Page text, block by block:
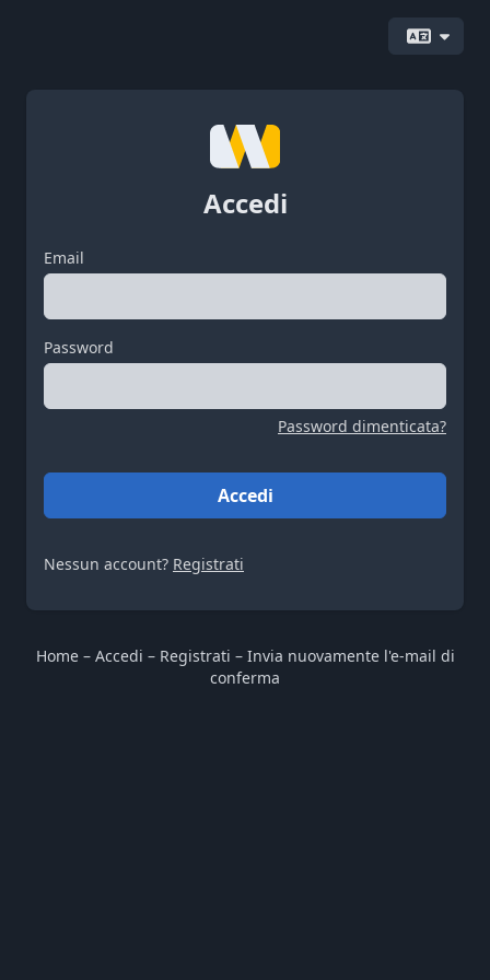
Accedi
Email
Password
Password dimenticata?
Accedi
Nessun account? Registrati
Home – Accedi – Registrati – Invia nuovamente l'e-mail di
conferma